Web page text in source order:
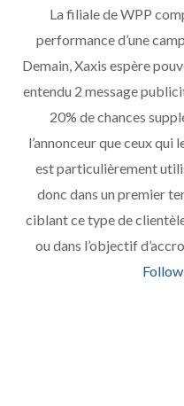
La filiale de WPP
performance d’une
Demain, Xaxis espère
entendu 2 message
20% de chances
l’annonceur que ceux qui
est particulièrement
donc dans un premier
ciblant ce type de
ou dans l’objectif